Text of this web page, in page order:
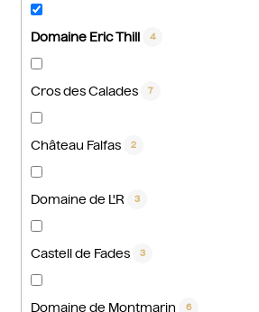
Domaine Eric Thill 4
Cros des Calades 7
Château Falfas 2
Domaine de L'R 3
Castell de Fades 3
Domaine de Montmarin 6